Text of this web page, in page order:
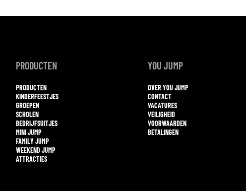
PRODUCTEN
PRODUCTEN
KINDERFEESTJES
GROEPEN
SCHOLEN
BEDRIJFSUITJES
MINI JUMP
FAMILY JUMP
WEEKEND JUMP
ATTRACTIES
YOU JUMP
OVER YOU JUMP
CONTACT
VACATURES
VEILIGHEID
VOORWAARDEN
BETALINGEN